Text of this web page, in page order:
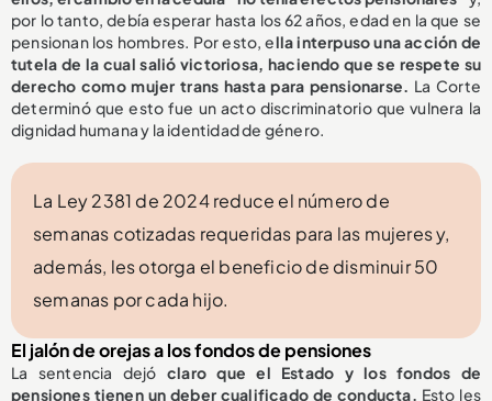
por lo tanto, debía esperar hasta los 62 años, edad en la que se
pensionan los hombres. Por esto, ella interpuso una acción de
tutela de la cual salió victoriosa, haciendo que se respete su
derecho como mujer trans hasta para pensionarse.
La Corte
determinó que esto fue un acto discriminatorio que vulnera la
dignidad humana y la identidad de género.
La Ley 2381 de 2024 reduce el número de
semanas cotizadas requeridas para las mujeres y,
además, les otorga el beneficio de disminuir 50
semanas por cada hijo.
El jalón de orejas a los fondos de pensiones
La sentencia dejóclaro que el Estado y los fondos de
pensiones tienen un deber cualificado de conducta.
Esto les